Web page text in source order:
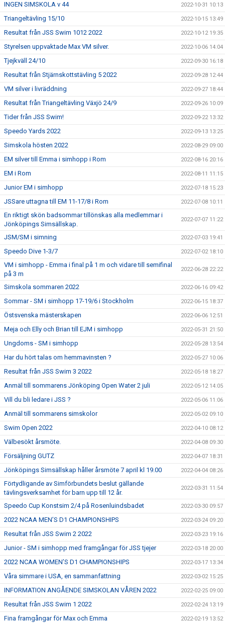
INGEN SIMSKOLA v 44 2022-10-31 10:13
Triangeltävling 15/10 2022-10-15 13:49
Resultat från JSS Swim 1012 2022 2022-10-12 19:35
Styrelsen uppvaktade Max VM silver. 2022-10-06 14:04
Tjejkväll 24/10 2022-09-30 16:18
Resultat från Stjärnskottstävling 5 2022 2022-09-28 12:44
VM silver i livräddning 2022-09-27 18:44
Resultat från Triangeltävling Växjö 24/9 2022-09-26 10:09
Tider från JSS Swim! 2022-09-22 13:32
Speedo Yards 2022 2022-09-13 13:25
Simskola hösten 2022 2022-08-29 09:00
EM silver till Emma i simhopp i Rom 2022-08-16 20:16
EM i Rom 2022-08-11 11:15
Junior EM i simhopp 2022-07-18 15:23
JSSare uttagna till EM 11-17/8 i Rom 2022-07-08 10:11
En riktigt skön badsommar tillönskas alla medlemmar i
Jönköpings Simsällskap.
2022-07-07 11:22
JSM/SM i simning 2022-07-03 19:41
Speedo Dive 1-3/7 2022-07-02 18:10
VM i simhopp - Emma i final på 1 m och vidare till semifinal
på 3 m
2022-06-28 22:22
Simskola sommaren 2022 2022-06-16 09:42
Sommar - SM i simhopp 17-19/6 i Stockholm 2022-06-15 18:37
Östsvenska mästerskapen 2022-06-06 12:51
Meja och Elly och Brian till EJM i simhopp 2022-05-31 21:50
Ungdoms - SM i simhopp 2022-05-28 13:54
Har du hört talas om hemmavinsten ? 2022-05-27 10:06
Resultat från JSS Swim 3 2022 2022-05-18 18:27
Anmäl till sommarens Jönköping Open Water 2 juli 2022-05-12 14:05
Vill du bli ledare i JSS ? 2022-05-06 11:06
Anmäl till sommarens simskolor 2022-05-02 09:10
Swim Open 2022 2022-04-10 08:12
Välbesökt årsmöte. 2022-04-08 09:30
Försäljning GUTZ 2022-04-07 18:31
Jönköpings Simsällskap håller årsmöte 7 april kl 19.00 2022-04-04 08:26
Förtydligande av Simförbundets beslut gällande
tävlingsverksamhet för barn upp till 12 år.
2022-03-31 11:54
Speedo Cup Konstsim 2/4 på Rosenluindsbadet 2022-03-30 09:57
2022 NCAA MEN’S D1 CHAMPIONSHIPS 2022-03-24 09:20
Resultat från JSS Swim 2 2022 2022-03-23 19:16
Junior - SM i simhopp med framgångar för JSS tjejer 2022-03-18 20:00
2022 NCAA WOMEN’S D1 CHAMPIONSHIPS 2022-03-17 13:34
Våra simmare i USA, en sammanfattning 2022-03-02 15:25
INFORMATION ANGÅENDE SIMSKOLAN VÅREN 2022 2022-02-25 09:00
Resultat från JSS Swim 1 2022 2022-02-24 13:19
Fina framgångar för Max och Emma 2022-02-19 13:52